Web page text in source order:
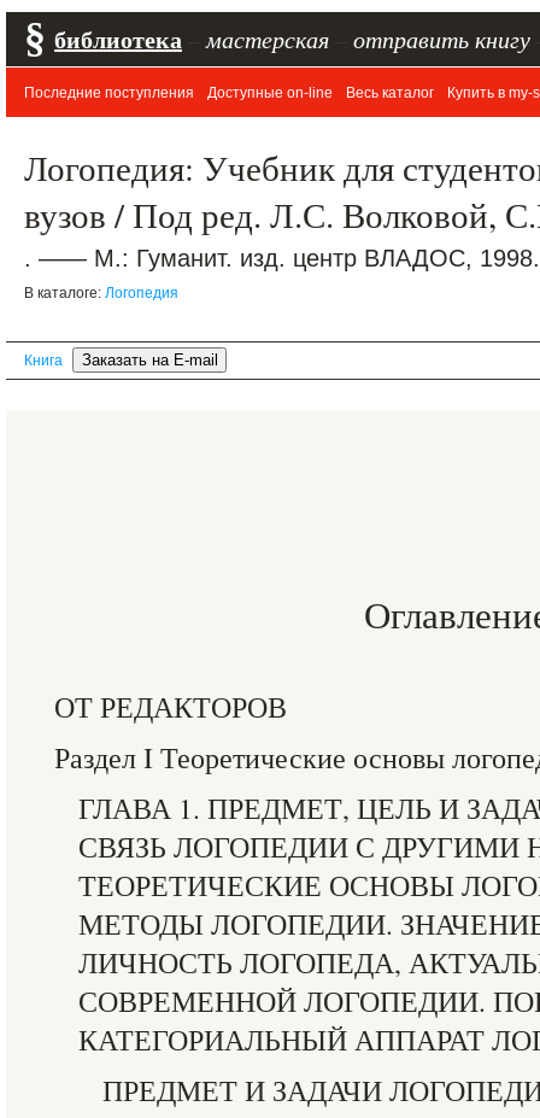
§ библиотека мастерская отправить книгу
Последние поступления Доступные on-line Весь каталог Купить в my-
Логопедия: Учебник для
вузов / Под ред. Л.С. Волковой,
. —— М.: Гуманит. изд. центр ВЛАДОС,
В каталоге: Логопедия
Книга
ОТ РЕДАКТОРОВ
Раздел I Теоретические основы
ГЛАВА 1. ПРЕДМЕТ, ЦЕЛЬ И
СВЯЗЬ ЛОГОПЕДИИ С ДРУГИМИ
ТЕОРЕТИЧЕСКИЕ ОСНОВЫ
МЕТОДЫ ЛОГОПЕДИИ.
ЛИЧНОСТЬ ЛОГОПЕДА,
СОВРЕМЕННОЙ ЛОГОПЕДИИ.
КАТЕГОРИАЛЬНЫЙ АППАРАТ
ПРЕДМЕТ И ЗАДАЧИ